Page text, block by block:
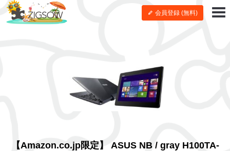
会員登録 (無料)
【Amazon.co.jp限定】 ASUS NB / gray H100TA-